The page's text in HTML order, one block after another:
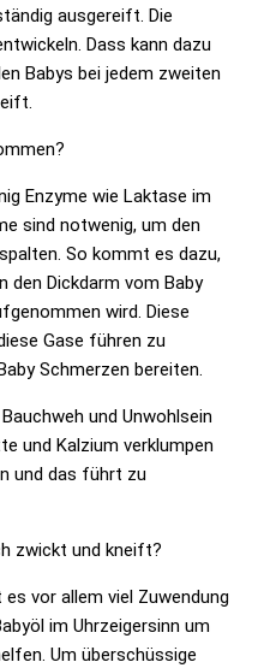
ausgereift. Die
Dass kann dazu
Babys bei jedem zweiten
Enzyme wie Laktase im
sind notwenig, um den
So kommt es dazu,
den Dickdarm vom Baby
wird. Diese
Gase führen zu
Schmerzen bereiten.
und Unwohlsein
und Kalzium verklumpen
und das führt zu
zwickt und kneift?
vor allem viel Zuwendung
im Uhrzeigersinn um
Um überschüssige